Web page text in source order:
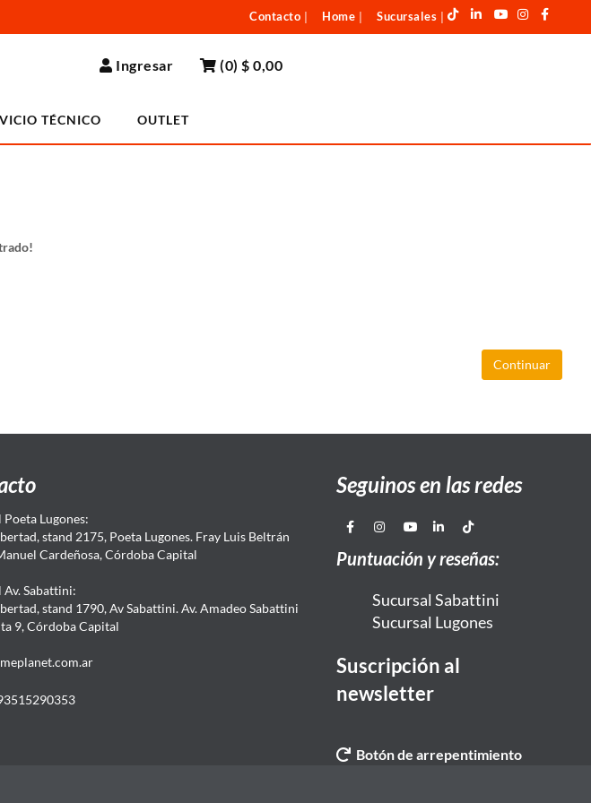
Contacto Home Sucursales
Ingresar (0)$ 0,00
TÉCNICO OUTLET
Continuar
Poeta Lugones:
stand 2175, Poeta Lugones. Fray Luis Beltrán
Cardeñosa, Córdoba Capital
Av. Sabattini:
stand 1790, Av Sabattini. Av. Amadeo Sabattini
9, Córdoba Capital
Seguinos en las redes
Puntuación y reseñas:
Sucursal Sabattini
Sucursal Lugones
Suscripción al
newsletter
Botón de arrepentimiento